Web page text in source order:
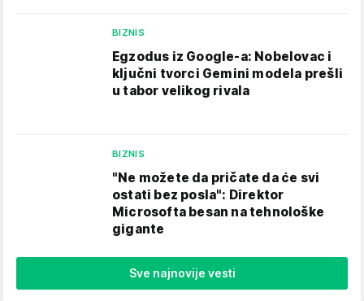
BIZNIS
Egzodus iz Google-a: Nobelovac i
ključni tvorci Gemini modela prešli
u tabor velikog rivala
BIZNIS
"Ne možete da pričate da će svi
ostati bez posla": Direktor
Microsofta besan na tehnološke
gigante
Sve najnovije vesti